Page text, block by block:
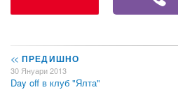
<< ПРЕДИШНО
30 Януари 2013
Day off в клуб "Ялта"